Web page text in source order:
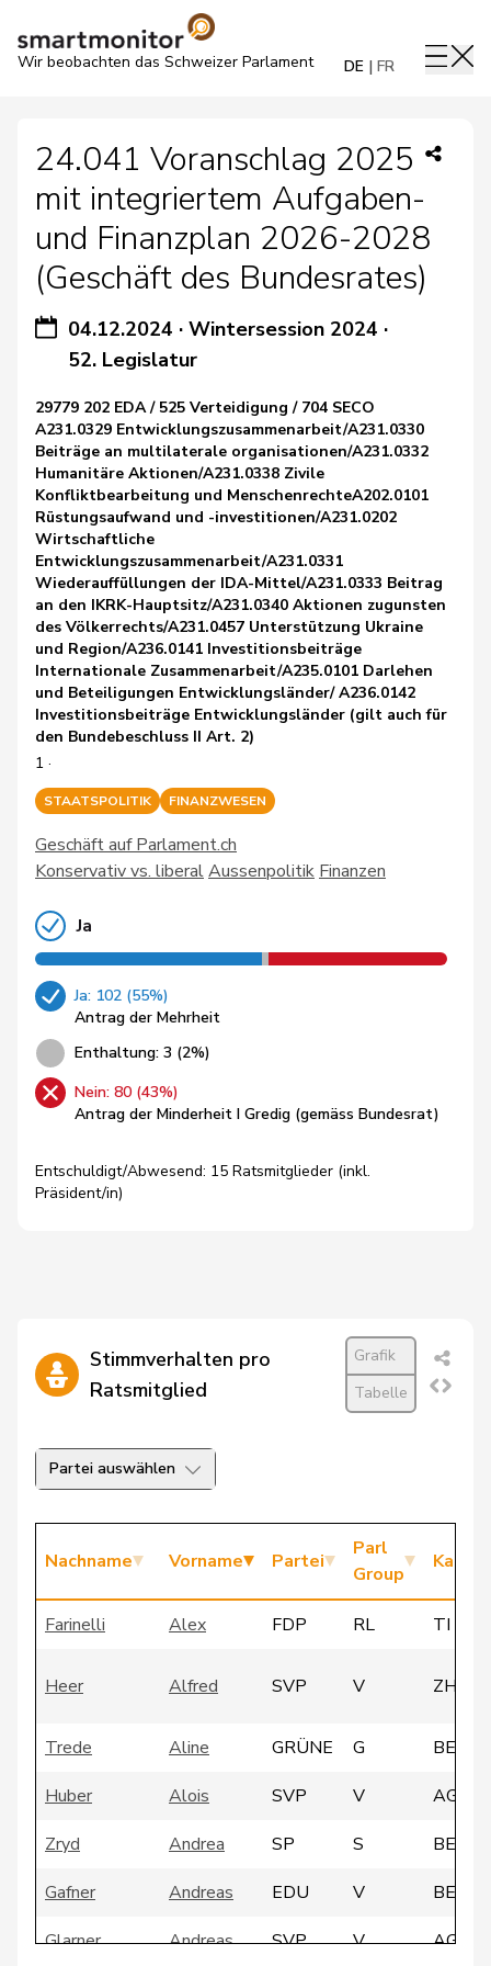
Wir beobachten das Schweizer Parlament DE FR
24.041 Voranschlag 2025
mit integriertem Aufgaben-
und Finanzplan 2026-2028
(Geschäft des Bundesrates)
04.12.2024 ·Wintersession 2024 ·
52. Legislatur
29779 202 EDA / 525 Verteidigung / 704 SECO
A231.0329 Entwicklungszusammenarbeit/A231.0330
Beiträge an multilaterale organisationen/A231.0332
Humanitäre Aktionen/A231.0338 Zivile
Konfliktbearbeitung und MenschenrechteA202.0101
Rüstungsaufwand und -investitionen/A231.0202
Wirtschaftliche
Entwicklungszusammenarbeit/A231.0331
Wiederauffüllungen der IDA-Mittel/A231.0333 Beitrag
an den IKRK-Hauptsitz/A231.0340 Aktionen zugunsten
des Völkerrechts/A231.0457 Unterstützung Ukraine
und Region/A236.0141 Investitionsbeiträge
Internationale Zusammenarbeit/A235.0101 Darlehen
und Beteiligungen Entwicklungsländer/ A236.0142
Investitionsbeiträge Entwicklungsländer (gilt auch für
den Bundebeschluss II Art. 2)
1 ·
STAATSPOLITIK FINANZWESEN
Geschäft auf Parlament.ch
Konservativ vs. liberalAussenpolitik Finanzen
Ja
Ja: 102 (55%)
Antrag der Mehrheit
Enthaltung: 3 (2%)
Nein: 80 (43%)
Antrag der Minderheit I Gredig (gemäss Bundesrat)
Entschuldigt/Abwesend: 15 Ratsmitglieder (inkl.
Präsident/in)
Stimmverhalten pro
Ratsmitglied
Grafik
Tabelle
Partei auswählen
Nachname Vorname Partei
Parl
Group
Farinelli Alex FDP RL TI
Heer Alfred SVP V ZH
Trede Aline GRÜNE G
BE
Huber
Alois SVP V
AG
Zryd
Andrea SP S
BE
Gafner
Andreas EDU V
BE
Glarner
Andreas SVP V
AG